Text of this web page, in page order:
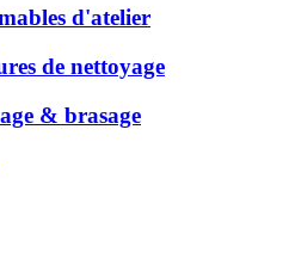
d'atelier
de nettoyage
& brasage